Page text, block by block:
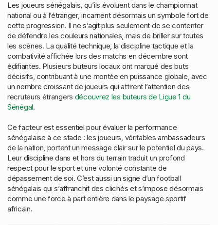
Les joueurs sénégalais, qu’ils évoluent dans le championnat
national ou à l’étranger, incarnent désormais un symbole fort de
cette progression. Il ne s’agit plus seulement de se contenter
de défendre les couleurs nationales, mais de briller sur toutes
les scènes. La qualité technique, la discipline tactique et la
combativité affichée lors des matchs en décembre sont
édifiantes. Plusieurs buteurs locaux ont marqué des buts
décisifs, contribuant à une montée en puissance globale, avec
un nombre croissant de joueurs qui attirent l’attention des
recruteurs étrangers découvrez les buteurs de Ligue 1 du
Sénégal.
Ce facteur est essentiel pour évaluer la performance
sénégalaise à ce stade : les joueurs, véritables ambassadeurs
de la nation, portent un message clair sur le potentiel du pays.
Leur discipline dans et hors du terrain traduit un profond
respect pour le sport et une volonté constante de
dépassement de soi. C’est aussi un signe d’un football
sénégalais qui s’affranchit des clichés et s’impose désormais
comme une force à part entière dans le paysage sportif
africain.